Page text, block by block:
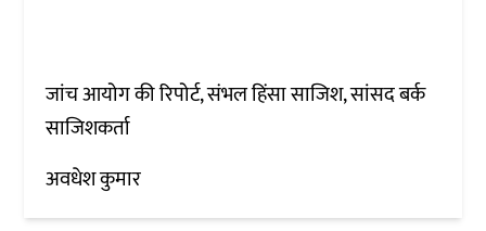
जांच आयोग की रिपोर्ट, संभल हिंसा साजिश, सांसद बर्क
साजिशकर्ता
अवधेश कुमार